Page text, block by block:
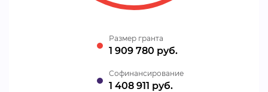
Размер гранта
1 909 780 руб.
Cофинансирование
1 408 911 руб.